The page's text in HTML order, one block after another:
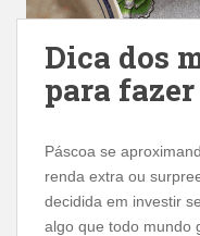
Dica dos
para fazer
Páscoa se
renda extra ou
decidida em investir
algo que todo mundo